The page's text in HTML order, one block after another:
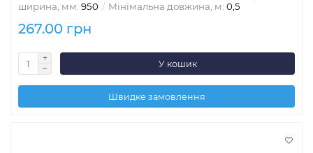
ширина, мм: 950 Мінімальна довжина, м: 0,5
267.00 грн
У кошик
Швидке замовлення